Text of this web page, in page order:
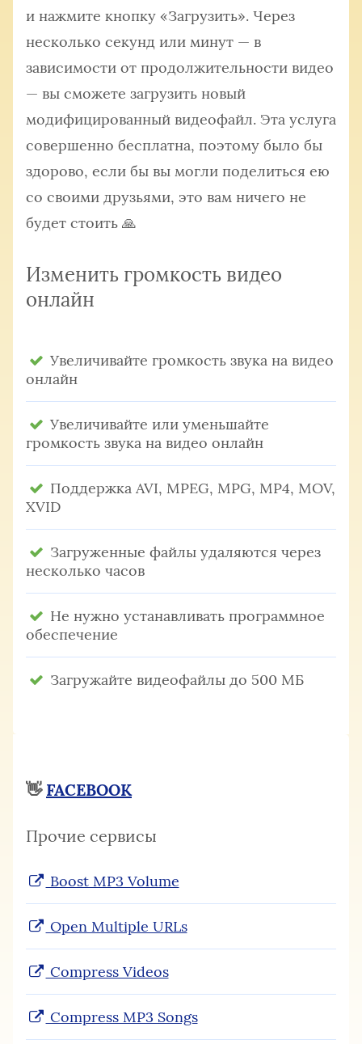
и нажмите кнопку «Загрузить». Через
несколько секунд или минут — в
зависимости от продолжительности видео
— вы сможете загрузить новый
модифицированный видеофайл. Эта услуга
совершенно бесплатна, поэтому было бы
здорово, если бы вы могли поделиться ею
со своими друзьями, это вам ничего не
будет стоить 🙏
Изменить громкость видео
онлайн
Увеличивайте громкость звука на видео
онлайн
Увеличивайте или уменьшайте
громкость звука на видео онлайн
Поддержка AVI, MPEG, MPG, MP4, MOV,
XVID
Загруженные файлы удаляются через
несколько часов
Не нужно устанавливать программное
обеспечение
Загружайте видеофайлы до 500 МБ
👋 FACEBOOK
Прочие сервисы
Boost MP3 Volume
Open Multiple URLs
Compress Videos
Compress MP3 Songs